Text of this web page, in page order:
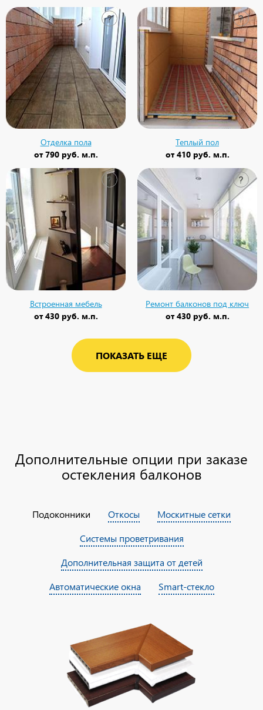
?
Отделка пола
от790 руб. м.п.
?
Теплый пол
от410 руб. м.п.
?
Встроенная мебель
от430 руб. м.п.
?
Ремонт балконов под ключ
от430 руб. м.п.
ПОКАЗАТЬ ЕЩЕ
Дополнительные опции при заказе
остекления балконов
Подоконники Откосы
Москитные сетки
Системы проветривания
Дополнительная защита от детей
Автоматические окна
Smart-стекло